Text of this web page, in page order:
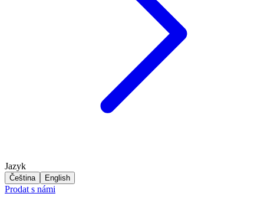
Jazyk
Čeština English
Prodat s námi